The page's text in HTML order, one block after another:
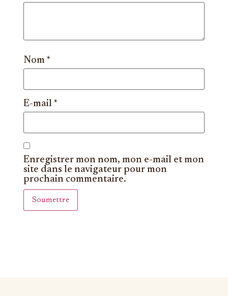
Nom *
E-mail *
Enregistrer mon nom, mon e-mail et mon
site dans le navigateur pour mon
prochain commentaire.